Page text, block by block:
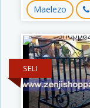
Maelezo
SELI